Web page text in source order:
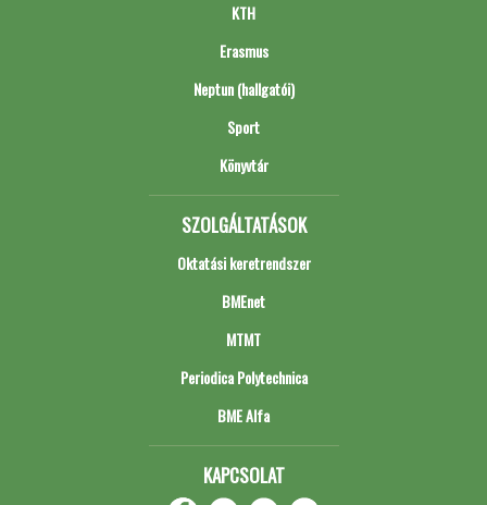
KTH
Erasmus
Neptun (hallgatói)
Sport
Könyvtár
SZOLGÁLTATÁSOK
Oktatási keretrendszer
BMEnet
MTMT
Periodica Polytechnica
BME Alfa
KAPCSOLAT